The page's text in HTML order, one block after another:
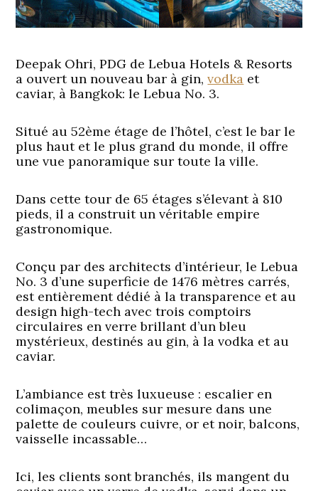
Deepak Ohri, PDG de Lebua Hotels & Resorts
a ouvert un nouveau bar à gin,vodka et
caviar, à Bangkok: le Lebua No. 3.
Situé au 52ème étage de l’hôtel, c’est le bar le
plus haut et le plus grand du monde, il offre
une vue panoramique sur toute la ville.
Dans cette tour de 65 étages s’élevant à 810
pieds, il a construit un véritable empire
gastronomique.
Conçu par des architects d’intérieur, le Lebua
No. 3 d’une superficie de 1476 mètres carrés,
est entièrement dédié à la transparence et au
design high-tech avec trois comptoirs
circulaires en verre brillant d’un bleu
mystérieux, destinés au gin, à la vodka et au
caviar.
L’ambiance est très luxueuse : escalier en
colimaçon, meubles sur mesure dans une
palette de couleurs cuivre, or et noir, balcons,
vaisselle incassable…
Ici, les clients sont branchés, ils mangent du